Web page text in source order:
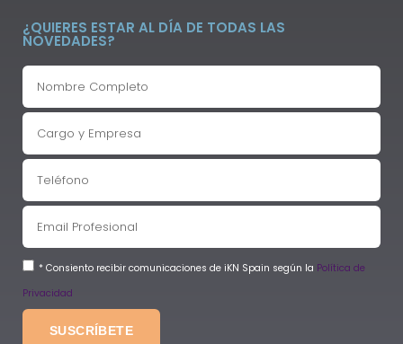
¿QUIERES ESTAR AL DÍA DE TODAS LAS
NOVEDADES?
* Consiento recibir comunicaciones de iKN Spain según la Política de
Privacidad
SUSCRÍBETE